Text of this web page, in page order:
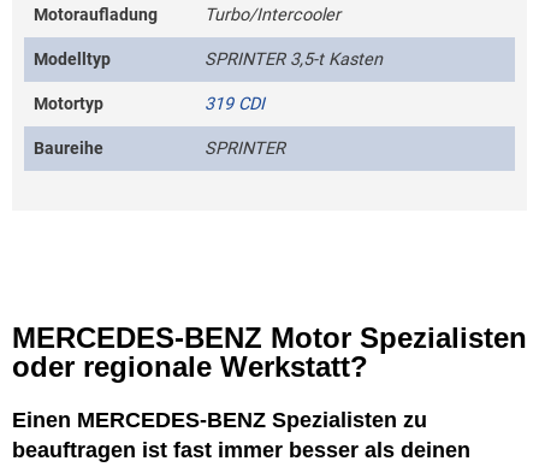
Motoraufladung Turbo/Intercooler
Modelltyp SPRINTER 3,5-t Kasten
Motortyp 319 CDI
Baureihe SPRINTER
MERCEDES-BENZ Motor Spezialisten
oder regionale Werkstatt?
Einen MERCEDES-BENZ Spezialisten zu
beauftragen ist fast immer besser als deinen